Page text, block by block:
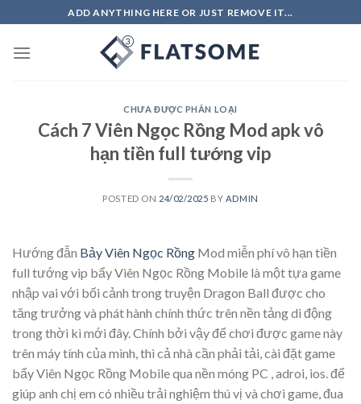
to
content
ADD ANYTHING HERE OR JUST REMOVE IT...
CHƯA ĐƯỢC PHÂN LOẠI
Cách 7 Viên Ngọc Rồng Mod apk vô
hạn tiền full tướng vip
POSTED ON 24/02/2025 BY ADMIN
Hướng đẫn Bảy Viên Ngọc Rồng Mod miễn phí vô hạn tiền
full tướng vip bẩy Viên Ngọc Rồng Mobile là một tựa game
nhập vai với bối cảnh trong truyện Dragon Ball được cho
tăng trưởng và phát hành chính thức trên nền tảng di động
trong thời kì mới đây. Chính bởi vậy để chơi được game này
trên máy tính của mình, thì cả nhà cần phải tải, cài đặt game
bẩy Viên Ngọc Rồng Mobile qua nền móng PC , adroi, ios. để
giúp anh chị em có nhiều trải nghiệm thú vị và chơi game, đua